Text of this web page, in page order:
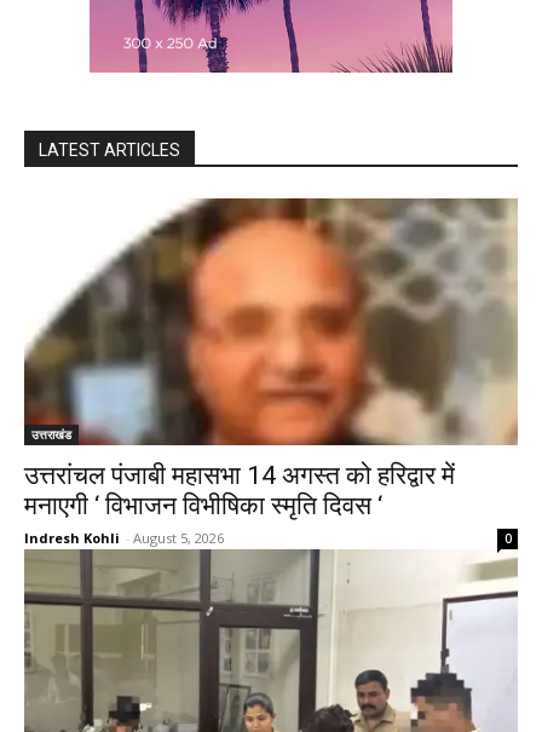
LATEST ARTICLES
उत्तराखंड
उत्तरांचल पंजाबी महासभा 14 अगस्त को हरिद्वार में
मनाएगी ‘ विभाजन विभीषिका स्मृति दिवस ‘
Indresh Kohli - August 5, 2026 0